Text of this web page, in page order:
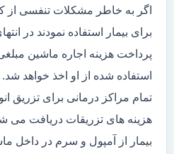
اگر به خاطر مشکلات تنفسی از
برای بیمار استفاده نمودند در
پرداخت هزینه اجاره ماشین
استفاده شده از او اخذ خواهد
تمام مراکز درمانی برای تزریق
هزینه های تزریقات دریافت می
بیمار از آمپول و سرم در داخل